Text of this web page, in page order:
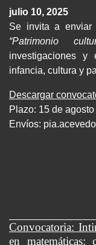
julio 10, 2025
Se invita a enviar
“Patrimonio
investigaciones y
infancia, cultura y
Descargar
Plazo: 15 de
Envíos:
Convocatoria:
en matemáticas: